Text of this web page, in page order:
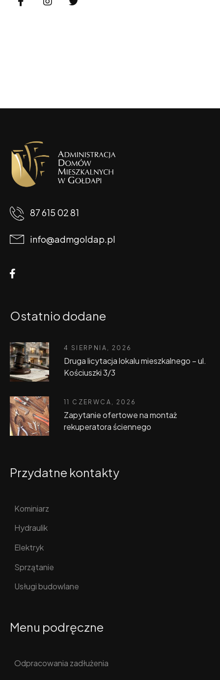
87 615 02 81
info@admgoldap.pl
Ostatnio dodane
4 SIERPNIA, 2026
Druga licytacja lokalu mieszkalnego – ul.
Kościuszki 3/3
11 CZERWCA, 2026
Zapytanie ofertowe na montaż
rekuperatora ściennego
Przydatne kontakty
Kominiarz
Hydraulik
Elektryk
Sprzątanie
Usługi budowlane
Menu podręczne
Odpracowania zadłużenia